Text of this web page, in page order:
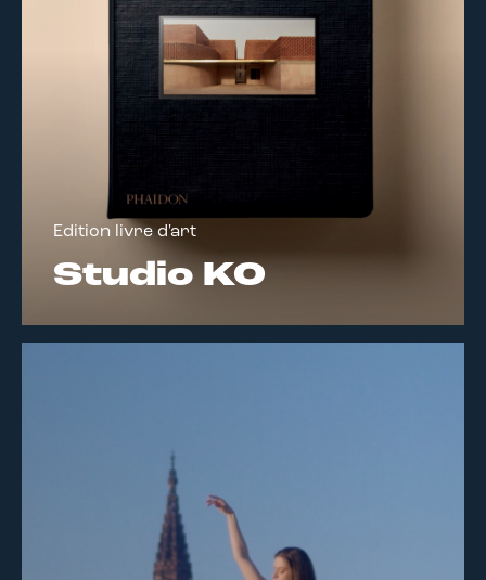
Edition livre d'art
Studio KO